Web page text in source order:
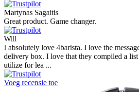
Martynas Sagaitis
Great product. Game changer.
Will
I absolutely love 4barista. I love the
delivery box. I love that they compiled a
utilize for lea ...
Voeg recensie toe